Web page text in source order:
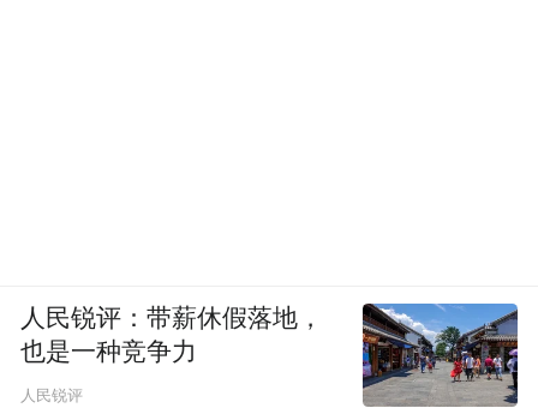
人民锐评：带薪休假落地，
也是一种竞争力
人民锐评